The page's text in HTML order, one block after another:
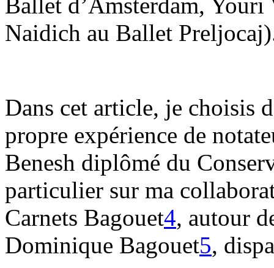
Naidich au Ballet
Dans cet article, je choisis
propre expérience de
Benesh diplômé du
particulier sur ma
Carnets Bagouet4, autour
Dominique Bagouet5,